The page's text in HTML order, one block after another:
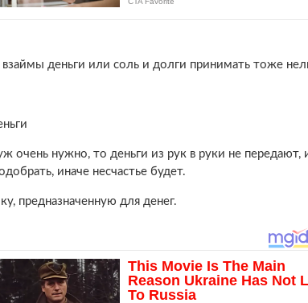
деньги или соль и долги принимать тоже
очень нужно, то деньги из рук в руки не передают,
иначе несчастье будет.
предназначенную для денег.